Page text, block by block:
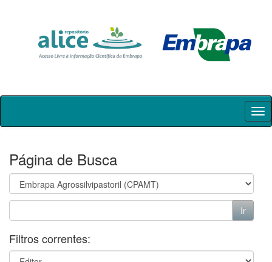
Skip
Página de Busca
Filtros correntes: